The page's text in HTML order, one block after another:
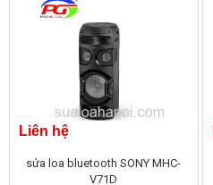
Liên hệ
sửa loa bluetooth SONY MHC-
V71D